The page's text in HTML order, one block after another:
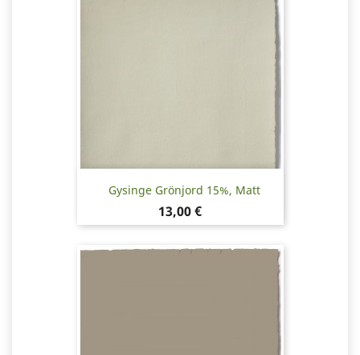
Gysinge Grönjord 15%, Matt
Pris
13,00 €